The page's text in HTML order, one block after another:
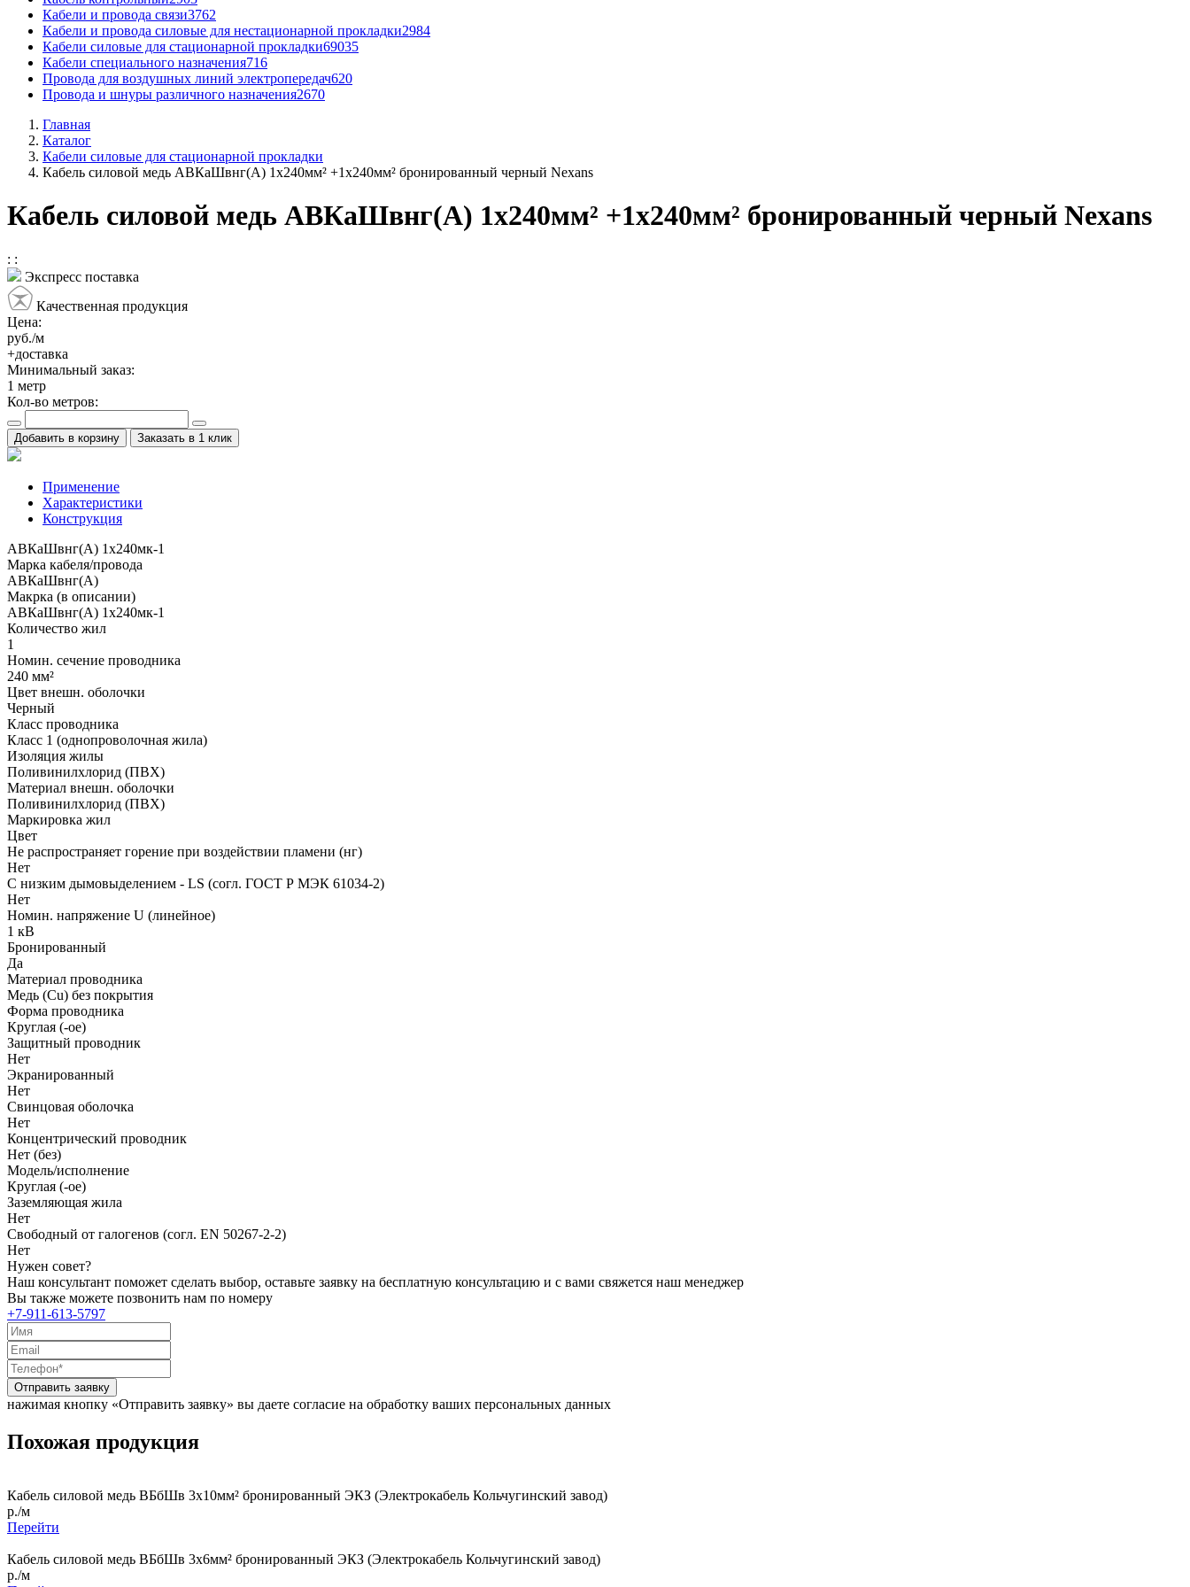
Кабели и провода связи3762
Кабели и провода силовые для нестационарной прокладки2984
Кабели силовые для стационарной прокладки69035
Кабели специального назначения716
Провода для воздушных линий электропередач620
Провода и шнуры различного назначения2670
Главная
Каталог
Кабели силовые для стационарной прокладки
Кабель силовой медь АВКаШвнг(А) 1x240мм² +1x240мм² бронированный черный Nexans
Кабель силовой медь АВКаШвнг(А) 1x240мм² +1x240мм² бронированный черный Nexans
: :
Экспресс поставка
Качественная продукция
Цена:
руб./м
+доставка
Минимальный заказ:
1 метр
Кол-во метров:
Добавить в корзину Заказать в 1 клик
Применение
Характеристики
Конструкция
АВКаШвнг(А) 1x240мк-1
Марка кабеля/провода
АВКаШвнг(А)
Макрка (в описании)
АВКаШвнг(А) 1x240мк-1
Количество жил
1
Номин. сечение проводника
240 мм²
Цвет внешн. оболочки
Черный
Класс проводника
Класс 1 (однопроволочная жила)
Изоляция жилы
Поливинилхлорид (ПВХ)
Материал внешн. оболочки
Поливинилхлорид (ПВХ)
Маркировка жил
Цвет
Не распространяет горение при воздействии пламени (нг)
Нет
С низким дымовыделением - LS (согл. ГОСТ Р МЭК 61034-2)
Нет
Номин. напряжение U (линейное)
1 кВ
Бронированный
Да
Материал проводника
Медь (Cu) без покрытия
Форма проводника
Круглая (-ое)
Защитный проводник
Нет
Экранированный
Нет
Свинцовая оболочка
Нет
Концентрический проводник
Нет (без)
Модель/исполнение
Круглая (-ое)
Заземляющая жила
Нет
Свободный от галогенов (согл. EN 50267-2-2)
Нет
Нужен совет?
Наш консультант поможет сделать выбор, оставьте заявку на бесплатную консультацию и с вами свяжется наш менеджер
Вы также можете позвонить нам по номеру
+7-911-613-5797
Отправить заявку
нажимая кнопку «Отправить заявку» вы даете согласие на обработку ваших персональных данных
Похожая продукция
Кабель силовой медь ВБбШв 3x10мм² бронированный ЭКЗ (Электрокабель Кольчугинский завод)
р./м
Перейти
Кабель силовой медь ВБбШв 3x6мм² бронированный ЭКЗ (Электрокабель Кольчугинский завод)
р./м